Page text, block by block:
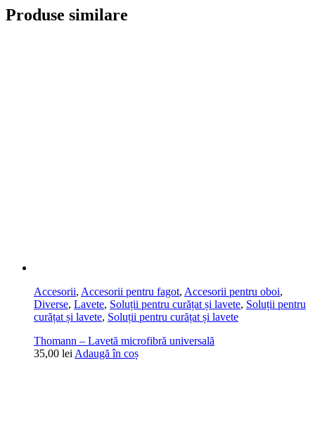
Produse similare
Accesorii, Accesorii pentru fagot, Accesorii pentru oboi,
Diverse, Lavete, Soluții pentru curățat și lavete, Soluții pentru
curățat și lavete, Soluții pentru curățat și lavete
Thomann – Lavetă microfibră universală
35,00 lei Adaugă în coș